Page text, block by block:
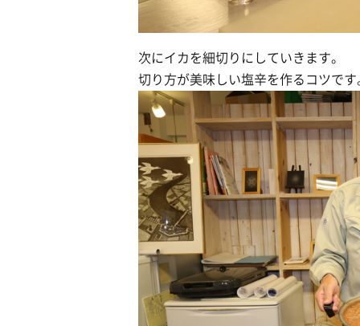
次にイカを細切りにしていきます。
切り方が美味しい塩辛を作るコツです